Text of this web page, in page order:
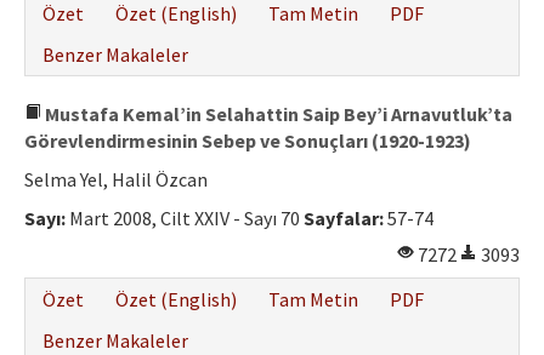
Özet
Özet (English) Tam Metin
PDF
Benzer Makaleler
Mustafa Kemal’in Selahattin Saip Bey’i Arnavutluk’ta
Görevlendirmesinin Sebep ve Sonuçları (1920-1923)
Selma Yel, Halil Özcan
Sayı: Mart 2008, Cilt XXIV - Sayı 70 Sayfalar:57-74
7272
3093
Özet
Özet (English) Tam Metin
PDF
Benzer Makaleler